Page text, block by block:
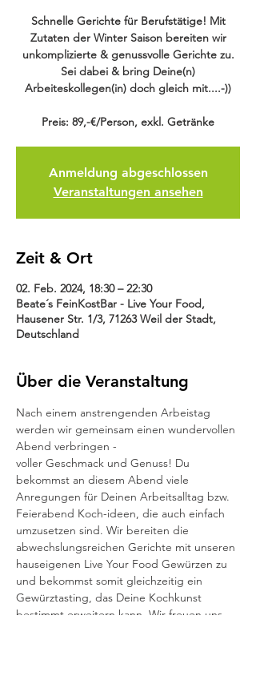
Schnelle Gerichte für Berufstätige! Mit
Zutaten der Winter Saison bereiten wir
unkomplizierte & genussvolle Gerichte zu.
Sei dabei & bring Deine(n)
Arbeiteskollegen(in) doch gleich mit....-))
Preis: 89,-€/Person, exkl. Getränke
Anmeldung abgeschlossen
Veranstaltungen ansehen
Zeit & Ort
02. Feb. 2024, 18:30 – 22:30
Beate´s FeinKostBar - Live Your Food,
Hausener Str. 1/3, 71263 Weil der Stadt,
Deutschland
Über die Veranstaltung
Nach einem anstrengenden Arbeistag
werden wir gemeinsam einen wundervollen
Abend verbringen -
voller Geschmack und Genuss! Du
bekommst an diesem Abend viele
Anregungen für Deinen Arbeitsalltag bzw.
Feierabend Koch-ideen, die auch einfach
umzusetzen sind. Wir bereiten die
abwechslungsreichen Gerichte mit unseren
hauseigenen Live Your Food Gewürzen zu
und bekommst somit gleichzeitig ein
Gewürztasting, das Deine Kochkunst
bestimmt erweitern kann. Wir freuen uns